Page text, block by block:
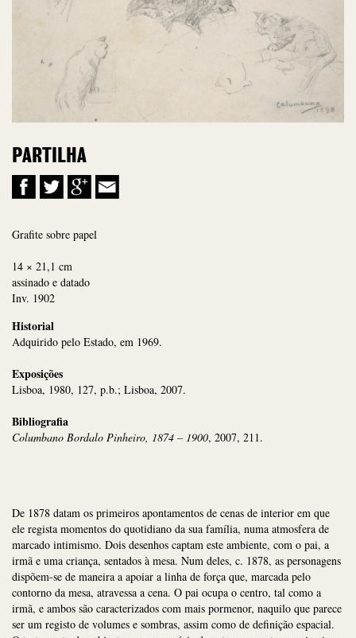
PARTILHA
Grafite sobre papel
14 × 21,1 cm
assinado e datado
Inv. 1902
Historial
Adquirido pelo Estado, em 1969.
Exposições
Lisboa, 1980, 127, p.b.; Lisboa, 2007.
Bibliografia
Columbano Bordalo Pinheiro, 1874 – 1900, 2007, 211.
De 1878 datam os primeiros apontamentos de cenas de interior em que
ele regista momentos do quotidiano da sua família, numa atmosfera de
marcado intimismo. Dois desenhos captam este ambiente, com o pai, a
irmã e uma criança, sentados à mesa. Num deles, c. 1878, as personagens
dispõem-se de maneira a apoiar a linha de força que, marcada pelo
contorno da mesa, atravessa a cena. O pai ocupa o centro, tal como a
irmã, e ambos são caracterizados com mais pormenor, naquilo que parece
ser um registo de volumes e sombras, assim como de definição espacial.